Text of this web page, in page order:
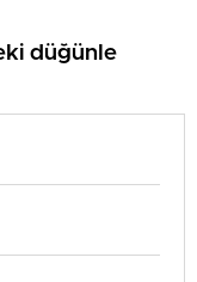
düğünle